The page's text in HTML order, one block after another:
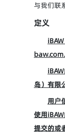
与我们联
定义
岛）有限
用户
使用
提交的或